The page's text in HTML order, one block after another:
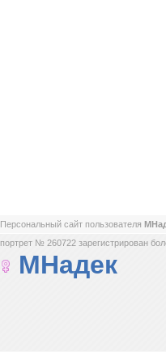
Персональный сайт пользователя
портрет № 260722 зарегистрирован
МНадек